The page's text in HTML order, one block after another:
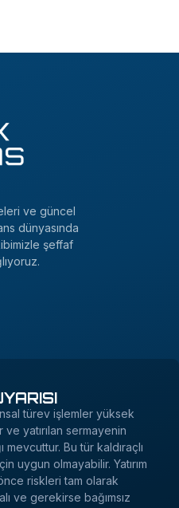
ve güncel
dünyasında
şeffaf
türev işlemler yüksek
ve yatırılan sermayenin
mevcuttur. Bu tür kaldıraçlı
uygun olmayabilir. Yatırım
riskleri tam olarak
ve gerekirse bağımsız